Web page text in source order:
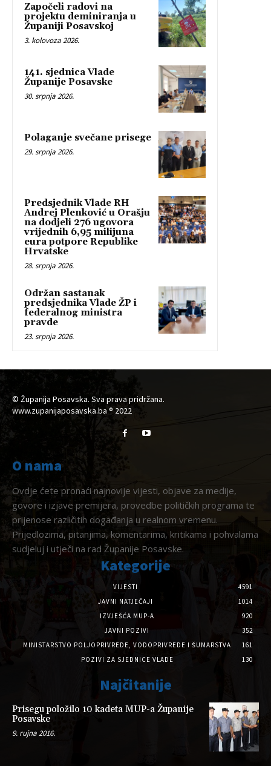
Započeli radovi na
projektu deminiranja u
Županiji Posavskoj
3. kolovoza 2026.
141. sjednica Vlade
Županije Posavske
30. srpnja 2026.
Polaganje svečane prisege
29. srpnja 2026.
Predsjednik Vlade RH
Andrej Plenković u Orašju
na dodjeli 276 ugovora
vrijednih 6,95 milijuna
eura potpore Republike
Hrvatske
28. srpnja 2026.
Održan sastanak
predsjednika Vlade ŽP i
federalnog ministra
pravde
23. srpnja 2026.
© Županija Posavska. Sva prava pridržana.
www.zupanijaposavska.ba ® 2022
O nama
Ovdje ćete pronaći najnovije vijesti, objave za medije,
govore i izjave premijera, provedbe političkih programa te
prijenose različitih događanja u realnom vremenu.
Prijedlozima, pitanjima, komentarima, kritikama i pohvalama
sudjeluj i utječi na rad Županije Posavske.
Kategorije
VIJESTI
4591
JAVNI NATJEČAJI
1014
IZVJEŠĆA MUP-A
920
JAVNI POZIVI
352
MINISTARSTVO POLJOPRIVREDE, VODOPRIVREDE I ŠUMARSTVA
161
POZIVI ZA SJEDNICE VLADE
130
Najčitanije
Prisegu položilo 10 kadeta MUP-a Županije
Posavske
9. rujna 2016.